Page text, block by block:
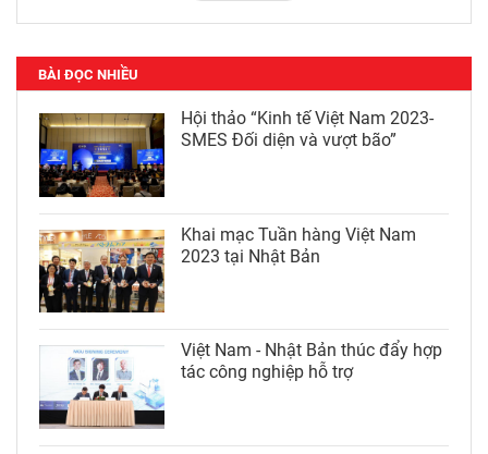
BÀI ĐỌC NHIỀU
Hội thảo “Kinh tế Việt Nam 2023-
SMES Đối diện và vượt bão”
Khai mạc Tuần hàng Việt Nam
2023 tại Nhật Bản
Việt Nam - Nhật Bản thúc đẩy hợp
tác công nghiệp hỗ trợ